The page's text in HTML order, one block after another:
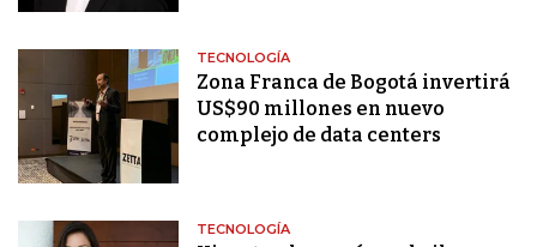
TECNOLOGÍA
Zona Franca de Bogotá invertirá
US$90 millones en nuevo
complejo de data centers
TECNOLOGÍA